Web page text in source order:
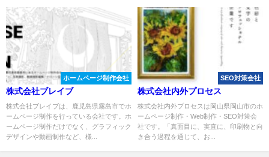
ホームページ制作会社
株式会社ブレイブ
株式会社ブレイブは、鹿児島県霧島市でホ
ームページ制作を行っている会社です。ホ
ームページ制作だけでなく、グラフィック
デザインや動画制作など、様...
SEO対策会社
株式会社内外プロセス
株式会社内外プロセスは岡山県岡山市のホ
ームページ制作・Web制作・SEO対策会
社です。「真面目に、実直に、印刷物と向
き合う過程を通じて、お...